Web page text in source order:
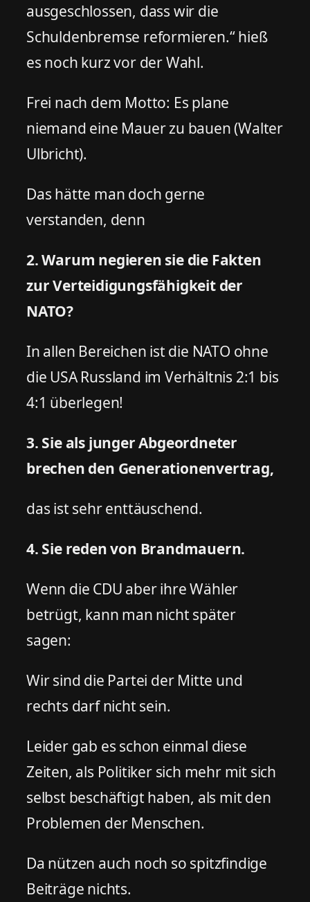
ausgeschlossen, dass wir die
Schuldenbremse reformieren.“ hieß
es noch kurz vor der Wahl.
Frei nach dem Motto: Es plane
niemand eine Mauer zu bauen (Walter
Ulbricht).
Das hätte man doch gerne
verstanden, denn
2. Warum negieren sie die Fakten
zur Verteidigungsfähigkeit der
NATO?
In allen Bereichen ist die NATO ohne
die USA Russland im Verhältnis 2:1 bis
4:1 überlegen!
3. Sie als junger Abgeordneter
brechen den Generationenvertrag,
das ist sehr enttäuschend.
4. Sie reden von Brandmauern.
Wenn die CDU aber ihre Wähler
betrügt, kann man nicht später
sagen:
Wir sind die Partei der Mitte und
rechts darf nicht sein.
Leider gab es schon einmal diese
Zeiten, als Politiker sich mehr mit sich
selbst beschäftigt haben, als mit den
Problemen der Menschen.
Da nützen auch noch so spitzfindige
Beiträge nichts.